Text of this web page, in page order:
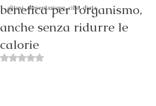
alitosi, alimentazione, cibo, dieta
benefica per l’organismo,
anche senza ridurre le
calorie
Valutazione NaN stelle su 5.